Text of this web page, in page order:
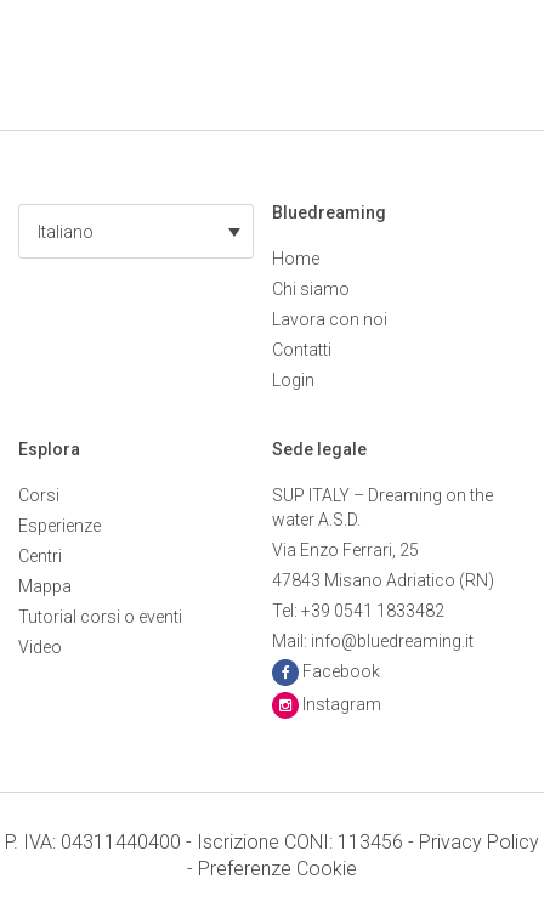
Italiano
Bluedreaming
Home
Chi siamo
Lavora con noi
Contatti
Login
Esplora
Corsi
Esperienze
Centri
Mappa
Tutorial corsi o eventi
Video
Sede legale
SUP ITALY – Dreaming on the
water A.S.D.
Via Enzo Ferrari, 25
47843 Misano Adriatico (RN)
Tel: +39 0541 1833482
Mail: info@bluedreaming.it
Facebook
Instagram
P. IVA: 04311440400 - Iscrizione CONI: 113456 - Privacy Policy
- Preferenze Cookie